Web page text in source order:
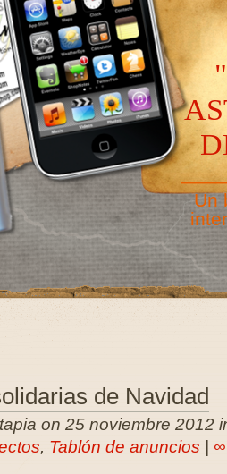
Un
de Navidad
on 25 noviembre 2012
, Tablón de anuncios ∞